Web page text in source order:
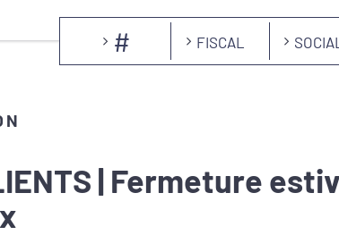
# FISCAL SOCIAL
| Fermeture